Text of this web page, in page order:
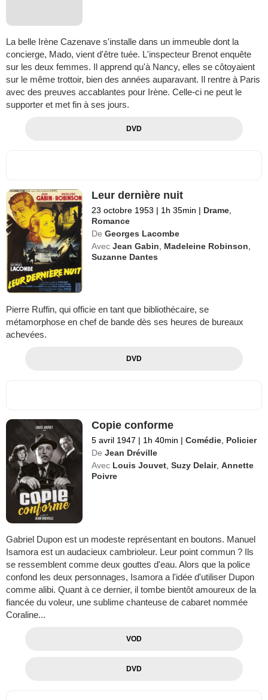
La belle Irène Cazenave s'installe dans un immeuble dont la
concierge, Mado, vient d'être tuée. L'inspecteur Brenot enquête
sur les deux femmes. Il apprend qu'à Nancy, elles se côtoyaient
sur le même trottoir, bien des années auparavant. Il rentre à Paris
avec des preuves accablantes pour Irène. Celle-ci ne peut le
supporter et met fin à ses jours.
DVD
Leur dernière nuit
23 octobre 1953 | 1h 35min | Drame
Romance
De Georges Lacombe
Avec Jean Gabin Madeleine Robinson
Suzanne Dantes
Pierre Ruffin, qui officie en tant que bibliothécaire, se
métamorphose en chef de bande dès ses heures de bureaux
achevées.
DVD
Copie conforme
5 avril 1947 | 1h 40min | Comédie Policier
De Jean Dréville
Avec Louis Jouvet ,Suzy Delair,Annette
Poivre
Gabriel Dupon est un modeste représentant en boutons. Manuel
Isamora est un audacieux cambrioleur. Leur point commun ? Ils
se ressemblent comme deux gouttes d'eau. Alors que la police
confond les deux personnages, Isamora a l'idée d'utiliser Dupon
comme alibi. Quant à ce dernier, il tombe bientôt amoureux de la
fiancée du voleur, une sublime chanteuse de cabaret nommée
Coraline...
VOD
DVD